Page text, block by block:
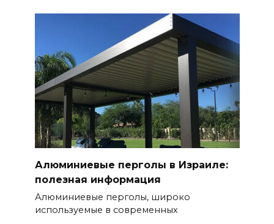
Алюминиевые перголы в Израиле:
полезная информация
Алюминиевые перголы, широко
используемые в современных